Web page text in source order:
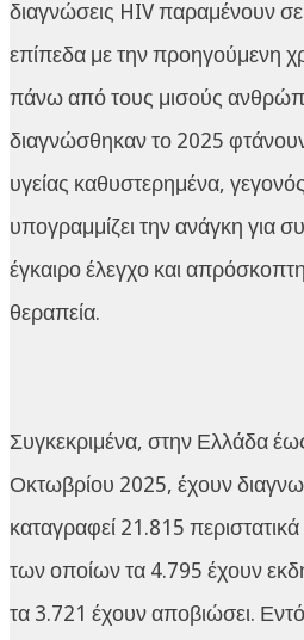
διαγνώσεις HIV παραμένουν
επίπεδα με την προηγούμενη
πάνω από τους μισούς
διαγνώσθηκαν το 2025
υγείας καθυστερημένα,
υπογραμμίζει την ανάγκη για
έγκαιρο έλεγχο και
θεραπεία.
Συγκεκριμένα, στην Ελλάδα έως
Οκτωβρίου 2025, έχουν
καταγραφεί 21.815
των οποίων τα 4.795 έχουν
τα 3.721 έχουν αποβιώσει.